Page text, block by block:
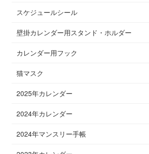
スケジュールシール
壁掛カレンダー用スタンド・ホルダー
カレンダー用フック
猫マスク
2025年カレンダー
2024年カレンダー
2024年マンスリー手帳